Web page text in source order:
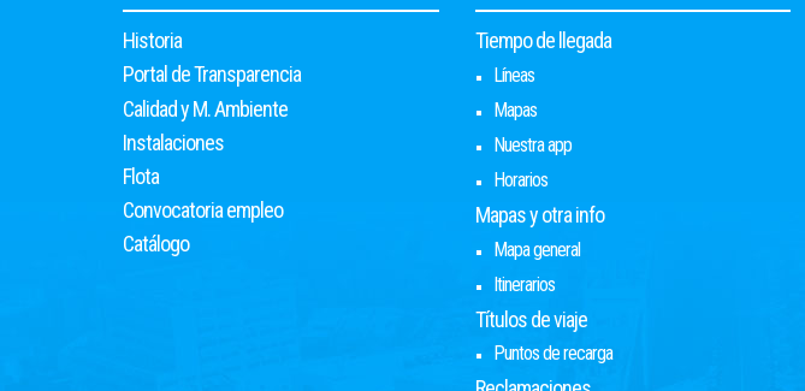
Historia
Portal de Transparencia
Calidad y M. Ambiente
Instalaciones
Flota
Convocatoria empleo
Catálogo
Tiempo de llegada
Líneas
Mapas
Nuestra app
Horarios
Mapas y otra info
Mapa general
Itinerarios
Títulos de viaje
Puntos de recarga